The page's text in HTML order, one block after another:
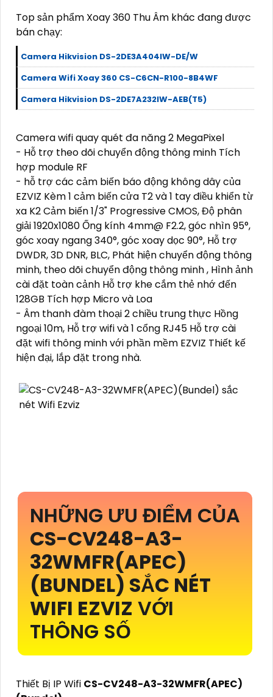
Top sản phẩm Xoay 360 Thu Âm khác đang được
bán chạy:
Camera Hikvision DS-2DE3A404IW-DE/W
Camera Wifi Xoay 360 CS-C6CN-R100-8B4WF
Camera Hikvision DS-2DE7A232IW-AEB(T5)
Camera wifi quay quét đa năng 2 MegaPixel
- Hỗ trợ theo dõi chuyển động thông minh Tích
hợp module RF
- hỗ trợ các cảm biến báo động không dây của
EZVIZ Kèm 1 cảm biến cửa T2 và 1 tay điều khiển từ
xa K2 Cảm biến 1/3" Progressive CMOS, Độ phân
giải 1920x1080 Ống kính 4mm@ F2.2, góc nhìn 95°,
góc xoay ngang 340°, góc xoay dọc 90°, Hỗ trợ
DWDR, 3D DNR, BLC, Phát hiện chuyển động thông
minh, theo dõi chuyển động thông minh , Hình ảnh
cài đặt toàn cảnh Hỗ trợ khe cắm thẻ nhớ đến
128GB Tích hợp Micro và Loa
- Âm thanh đàm thoại 2 chiều trung thực Hồng
ngoại 10m, Hỗ trợ wifi và 1 cổng RJ45 Hỗ trợ cài
đặt wifi thông minh với phần mềm EZVIZ Thiết kế
hiện đại, lắp đặt trong nhà.
NHỮNG ƯU ĐIỂM CỦA
CS-CV248-A3-
32WMFR(APEC)
(BUNDEL) SẮC NÉT
WIFI EZVIZ VỚI
THÔNG SỐ
Thiết Bị IP Wifi CS-CV248-A3-32WMFR(APEC)